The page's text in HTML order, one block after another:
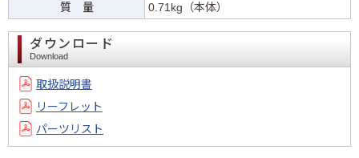
質 量
0.71kg（本体）
ダウンロード
Download
取扱説明書
リーフレット
パーツリスト